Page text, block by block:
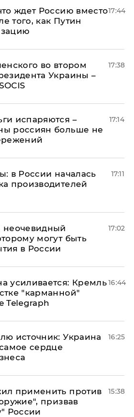
ждет Россию вместо
того, как Путин
17:44
во втором
Украины –
17:38
испаряются –
россиян больше не
17:14
в России началась
производителей
17:11
неочевидный
могут быть
в России
17:02
усиливается: Кремль
"карманной"
Telegraph
16:44
источник: Украина
сердце
16:25
применить против
призвав
России
15:38